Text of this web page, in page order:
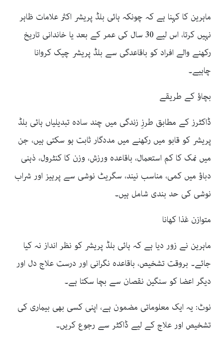
ماہرین کا کہنا ہے کہ چونکہ ہائی بلڈ پریشر اکثر علامات ظاہر
نہیں کرتا، اس لیے 30 سال کی عمر کے بعد یا خاندانی تاریخ
رکھنے والے افراد کو باقاعدگی سے بلڈ پریشر چیک کروانا
چاہیے۔
بچاؤ کے طریقے
ڈاکٹرز کے مطابق طرزِ زندگی میں چند سادہ تبدیلیاں ہائی بلڈ
پریشر کو قابو میں رکھنے میں مددگار ثابت ہو سکتی ہیں، جن
میں نمک کا کم استعمال، باقاعدہ ورزش، وزن کا کنٹرول، ذہنی
دباؤ میں کمی، مناسب نیند، سگریٹ نوشی سے پرہیز اور شراب
نوشی کی حد بندی شامل ہیں۔
متوازن غذا کھانا
ماہرین نے زور دیا ہے کہ ہائی بلڈ پریشر کو نظر انداز نہ کیا
جائے۔ بروقت تشخیص، باقاعدہ نگرانی اور درست علاج دل اور
دیگر اعضا کو سنگین نقصان سے بچا سکتا ہے۔
نوٹ: یہ ایک معلوماتی مضمون ہے، اپنی کسی بھی بیماری کی
تشخیص اور علاج کے لیے ڈاکٹر سے رجوع کریں۔